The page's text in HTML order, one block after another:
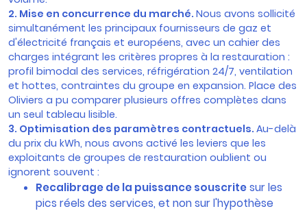
2. Mise en concurrence du marché. Nous avons sollicité
simultanément les principaux fournisseurs de gaz et
d'électricité français et européens, avec un cahier des
charges intégrant les critères propres à la restauration :
profil bimodal des services, réfrigération 24/7, ventilation
et hottes, contraintes du groupe en expansion. Place des
Oliviers a pu comparer plusieurs offres complètes dans
un seul tableau lisible.
3. Optimisation des paramètres contractuels. Au-delà
du prix du kWh, nous avons activé les leviers que les
exploitants de groupes de restauration oublient ou
ignorent souvent :
Recalibrage de la puissance souscritesur les
pics réels des services, et non sur l'hypothèse